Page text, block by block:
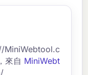
MiniWebtool.c
來自 MiniWebt